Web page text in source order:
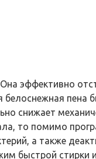
эффективно
пена
снижает
то помимо
а также
быстрой стирки